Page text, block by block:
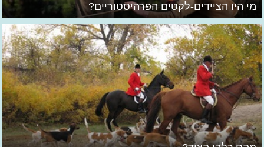
מי היו הציידים-לקטים הפרהיסטוריים?